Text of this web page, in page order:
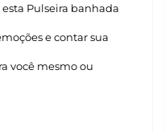
Pulseira banhada
e contar sua
você mesmo ou